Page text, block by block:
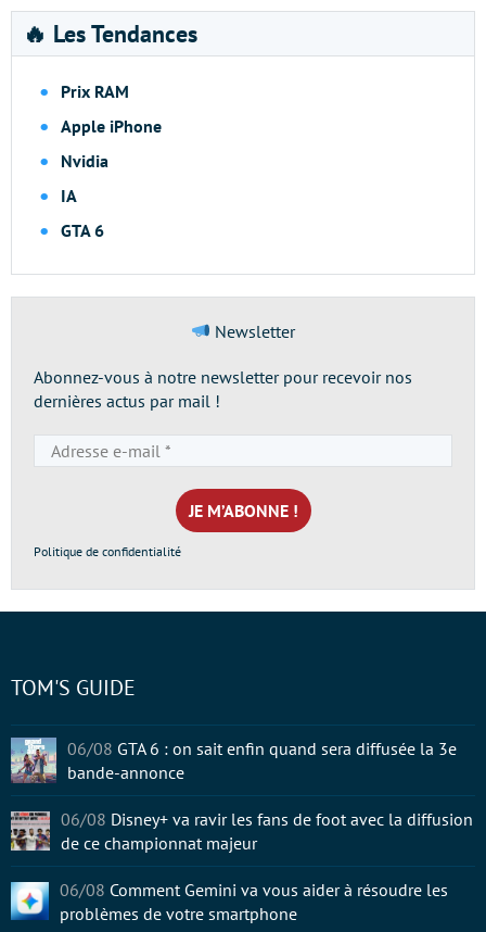
🔥 Les Tendances
Prix RAM
Apple iPhone
Nvidia
IA
GTA 6
Newsletter
Abonnez-vous à notre newsletter pour recevoir nos
dernières actus par mail !
e-
mail
*
Politique de confidentialité
TOM'S GUIDE
06/08 GTA 6 : on sait enfin quand sera diffusée la 3e
bande-annonce
06/08 Disney+ va ravir les fans de foot avec la diffusion
de ce championnat majeur
06/08 Comment Gemini va vous aider à résoudre les
problèmes de votre smartphone